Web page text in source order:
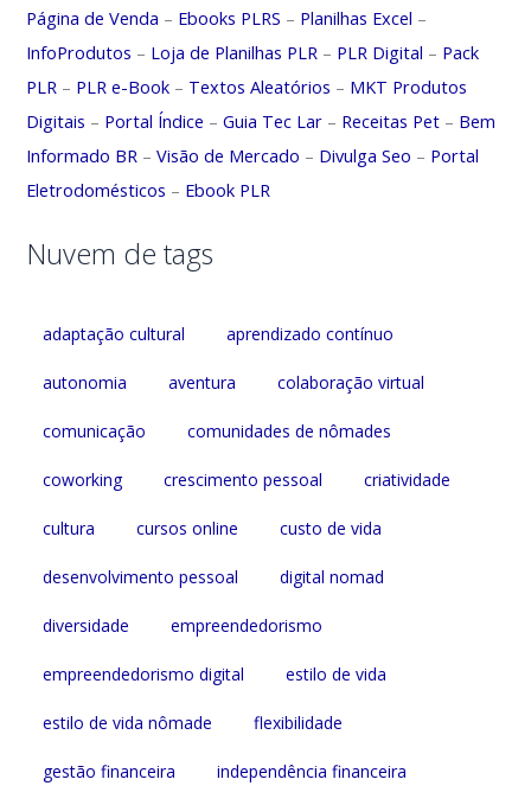
Página de Venda – Ebooks PLRS – Planilhas Excel –
InfoProdutos – Loja de Planilhas PLR – PLR Digital – Pack
PLR – PLR e-Book – Textos Aleatórios – MKT Produtos
Digitais – Portal Índice –Guia Tec Lar – Receitas Pet – Bem
Informado BR –Visão de Mercado – Divulga Seo – Portal
Eletrodomésticos – Ebook PLR
Nuvem de tags
adaptação cultural aprendizado contínuo
autonomia aventura colaboração virtual
comunicação comunidades de nômades
coworking crescimento pessoal criatividade
cultura cursos online custo de vida
desenvolvimento pessoal digital nomad
diversidade empreendedorismo
empreendedorismo digital estilo de vida
estilo de vida nômade flexibilidade
gestão financeira independência financeira